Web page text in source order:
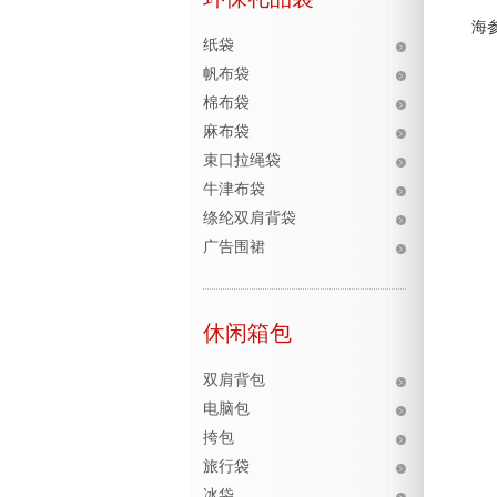
纸袋
帆布袋
棉布袋
麻布袋
束口拉绳袋
牛津布袋
绦纶双肩背袋
广告围裙
休闲箱包
双肩背包
电脑包
挎包
旅行袋
海